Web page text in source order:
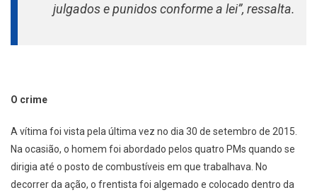
julgados e punidos conforme a lei”, ressalta.
O crime
A vítima foi vista pela última vez no dia 30 de setembro de 2015.
Na ocasião, o homem foi abordado pelos quatro PMs quando se
dirigia até o posto de combustíveis em que trabalhava. No
decorrer da ação, o frentista foi algemado e colocado dentro da